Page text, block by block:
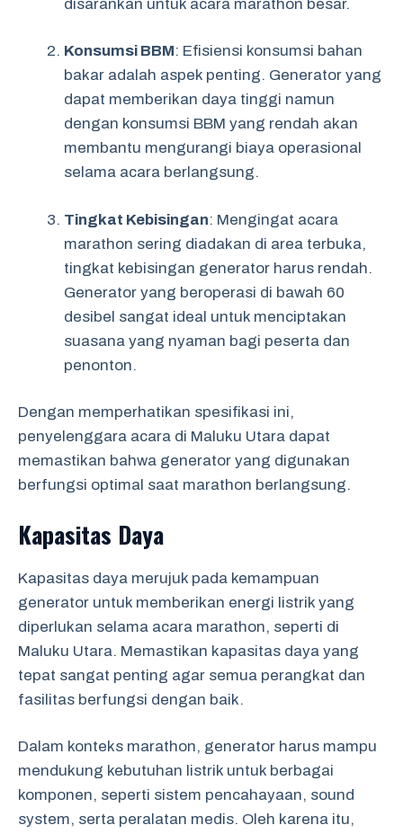
disarankan untuk acara marathon besar.
Konsumsi BBM: Efisiensi konsumsi bahan
bakar adalah aspek penting. Generator yang
dapat memberikan daya tinggi namun
dengan konsumsi BBM yang rendah akan
membantu mengurangi biaya operasional
selama acara berlangsung.
Tingkat Kebisingan: Mengingat acara
marathon sering diadakan di area terbuka,
tingkat kebisingan generator harus rendah.
Generator yang beroperasi di bawah 60
desibel sangat ideal untuk menciptakan
suasana yang nyaman bagi peserta dan
penonton.
Dengan memperhatikan spesifikasi ini,
penyelenggara acara di Maluku Utara dapat
memastikan bahwa generator yang digunakan
berfungsi optimal saat marathon berlangsung.
Kapasitas Daya
Kapasitas daya merujuk pada kemampuan
generator untuk memberikan energi listrik yang
diperlukan selama acara marathon, seperti di
Maluku Utara. Memastikan kapasitas daya yang
tepat sangat penting agar semua perangkat dan
fasilitas berfungsi dengan baik.
Dalam konteks marathon, generator harus mampu
mendukung kebutuhan listrik untuk berbagai
komponen, seperti sistem pencahayaan, sound
system, serta peralatan medis. Oleh karena itu,